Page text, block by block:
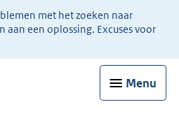
met het zoeken naar
aan een oplossing. Excuses voor
Menu